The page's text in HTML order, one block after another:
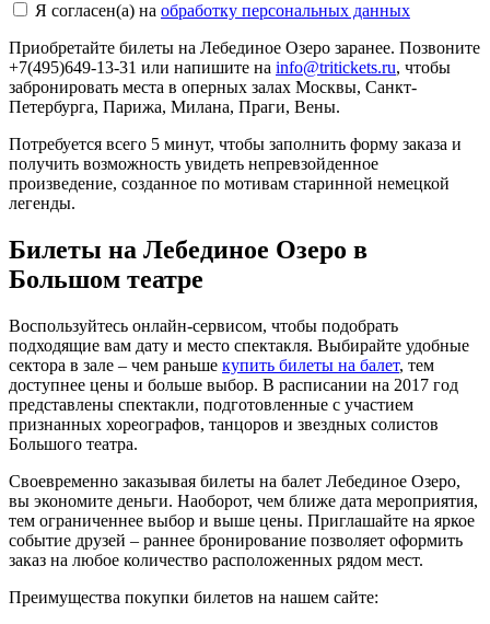
Я согласен(а) на обработку персональных данных
Приобретайте билеты на Лебединое Озеро заранее. Позвоните
+7(495)649-13-31 или напишите на info@tritickets.ru, чтобы
забронировать места в оперных залах Москвы, Санкт-
Петербурга, Парижа, Милана, Праги, Вены.
Потребуется всего 5 минут, чтобы заполнить форму заказа и
получить возможность увидеть непревзойденное
произведение, созданное по мотивам старинной немецкой
легенды.
Билеты на Лебединое Озеро в
Большом театре
Воспользуйтесь онлайн-сервисом, чтобы подобрать
подходящие вам дату и место спектакля. Выбирайте удобные
сектора в зале – чем раньше купить билеты на балет, тем
доступнее цены и больше выбор. В расписании на 2017 год
представлены спектакли, подготовленные с участием
признанных хореографов, танцоров и звездных солистов
Большого театра.
Своевременно заказывая билеты на балет Лебединое Озеро,
вы экономите деньги. Наоборот, чем ближе дата мероприятия,
тем ограниченнее выбор и выше цены. Приглашайте на яркое
событие друзей – раннее бронирование позволяет оформить
заказ на любое количество расположенных рядом мест.
Преимущества покупки билетов на нашем сайте: